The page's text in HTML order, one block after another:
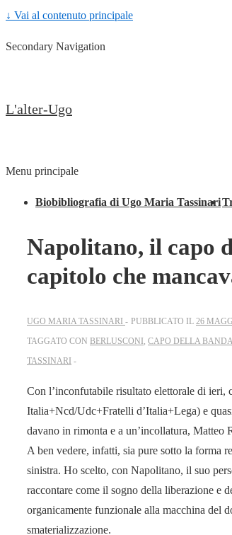
↓ Vai al contenuto principale
Secondary Navigation
L'alter-Ugo
Menu principale
Biobibliografia di Ugo Maria Tassinari
Napolitano, il capo
capitolo che
UGO MARIA TASSINARI PUBBLICATO IL 26
TAGGATO CON BERLUSCONI CAPO DELLA BANDA
TASSINARI
Con l’inconfutabile risultato elettorale di ieri,
Italia+Ncd/Udc+Fratelli d’Italia+Lega) e
davano in rimonta e a un’incollatura, Matteo
A ben vedere, infatti, sia pure sotto la forma
sinistra. Ho scelto, con Napolitano, il suo
raccontare come il sogno della liberazione e
organicamente funzionale alla macchina del
smaterializzazione.